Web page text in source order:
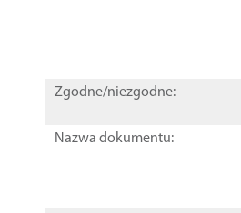
Zgodne/niezgodne:
Nazwa dokumentu: